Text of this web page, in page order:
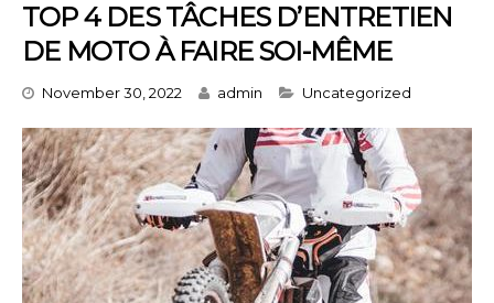
TOP 4 DES TÂCHES D’ENTRETIEN
DE MOTO À FAIRE SOI-MÊME
November 30, 2022 admin Categories
Uncategorized